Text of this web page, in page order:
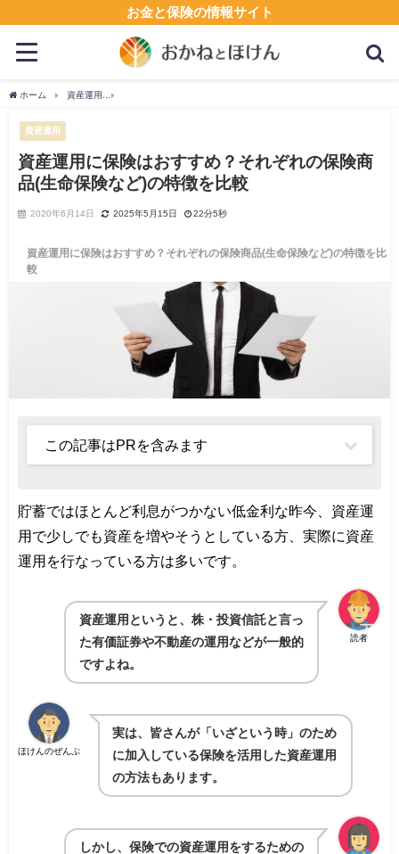
お金と保険の情報サイト
ホーム 資産運用
資産運用
資産運用に保険はおすすめ？それぞれの保険商
品(生命保険など)の特徴を比較
2020年6月14日 2025年5月15日 22分5秒
資産運用に保険はおすすめ？それぞれの保険商品(生命保険など)の特徴を比
較
この記事はPRを含みます
貯蓄ではほとんど利息がつかない低金利な昨今、資産運
用で少しでも資産を増やそうとしている方、実際に資産
運用を行なっている方は多いです。
読者
資産運用というと、株・投資信託と言っ
た有価証券や不動産の運用などが一般的
ですよね。
ほけんのぜんぶ
実は、皆さんが「いざという時」のため
に加入している保険を活用した資産運用
の方法もあります。
しかし、保険での資産運用をするための